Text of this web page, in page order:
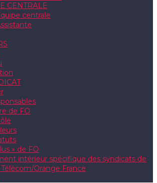
CENTRALE
centrale
de FO
» de FO
intérieur spécifique des syndicats de
Télécom/Orange France